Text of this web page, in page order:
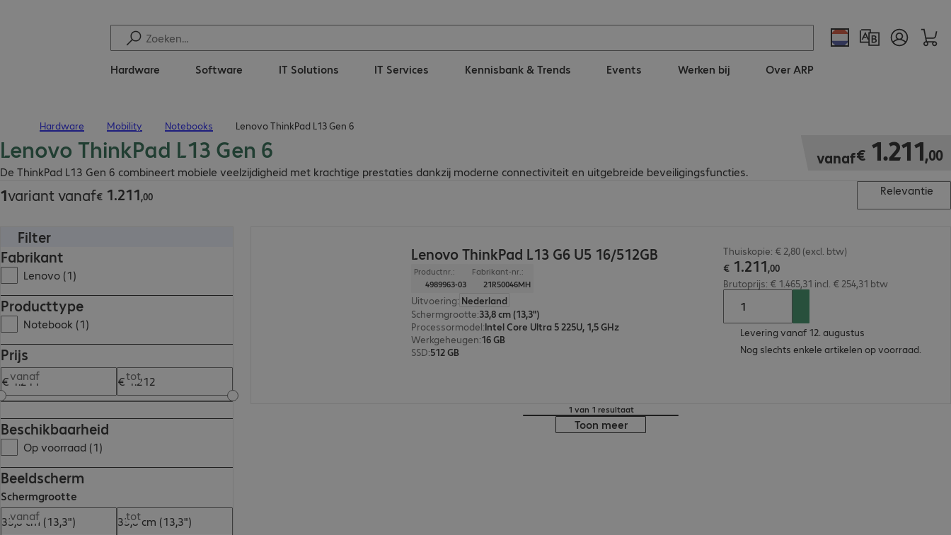
Hardware Software IT Solutions IT Services Kennisbank & Trends Events Werken bij Over ARP
Hardware Mobility Notebooks Lenovo ThinkPad L13 Gen 6
Lenovo ThinkPad L13 Gen 6
De ThinkPad L13 Gen 6 combineert mobiele veelzijdigheid met krachtige prestaties dankzij moderne connectiviteit en uitgebreide beveiligingsfuncties.
vanaf€ 1.211,00
€ 1.211,00
1variant vanaf€ 1.211,00
€ 1.211,00
Relevantie
Filter
Fabrikant
Lenovo (1)
Producttype
Notebook (1)
Prijs
vanaf tot
Beschikbaarheid
Op voorraad (1)
Beeldscherm
Schermgrootte
vanaf
tot
Lenovo ThinkPad L13 G6 U5 16/512GB
Productnr.:
4989963-03
Fabrikant-nr.:
21R50046MH
Uitvoering: Nederland
Schermgrootte:33,8 cm (13,3")
Processormodel:Intel Core Ultra 5 225U, 1,5 GHz
Werkgeheugen:16 GB
SSD:512 GB
Thuiskopie: € 2,80 (excl. btw)
€ 1.211,00
Brutoprijs: € 1.465,31 incl. € 254,31 btw
Levering vanaf 12. augustus
Nog slechts enkele artikelen op voorraad.
1 van 1 resultaat
Toon meer